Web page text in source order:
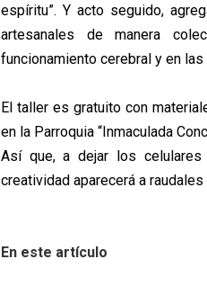
espíritu”. Y acto seguido,
artesanales de manera
funcionamiento cerebral y en
El taller es gratuito con
en la Parroquia “Inmaculada
Así que, a dejar los
creatividad aparecerá a
En este artículo